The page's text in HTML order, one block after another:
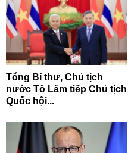
Tổng Bí thư, Chủ tịch
nước Tô Lâm tiếp Chủ tịch
Quốc hội...